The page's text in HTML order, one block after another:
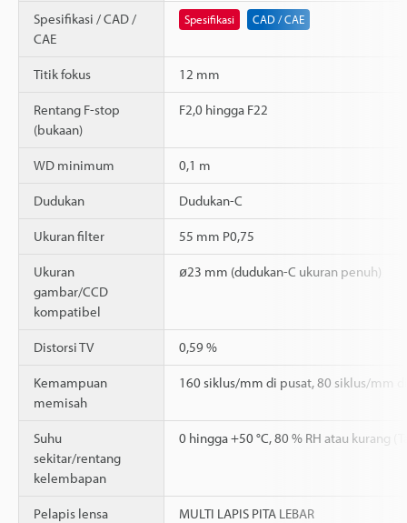
Spesifikasi / CAD /
CAE
Spesifikasi CAD / CAE
Titik fokus 12 mm
Rentang F-stop
(bukaan)
F2,0 hingga F22
WD minimum 0,1 m
Dudukan Dudukan-C
Ukuran filter 55 mm P0,75
Ukuran
gambar/CCD
kompatibel
ø23 mm (dudukan-C ukuran penuh)
Distorsi TV 0,59 %
Kemampuan
memisah
160 siklus/mm di pusat, 80 siklus/mm
Suhu
sekitar/rentang
kelembapan
0 hingga +50 °C, 80 % RH atau kurang
Pelapis lensa MULTI LAPIS PITA LEBAR